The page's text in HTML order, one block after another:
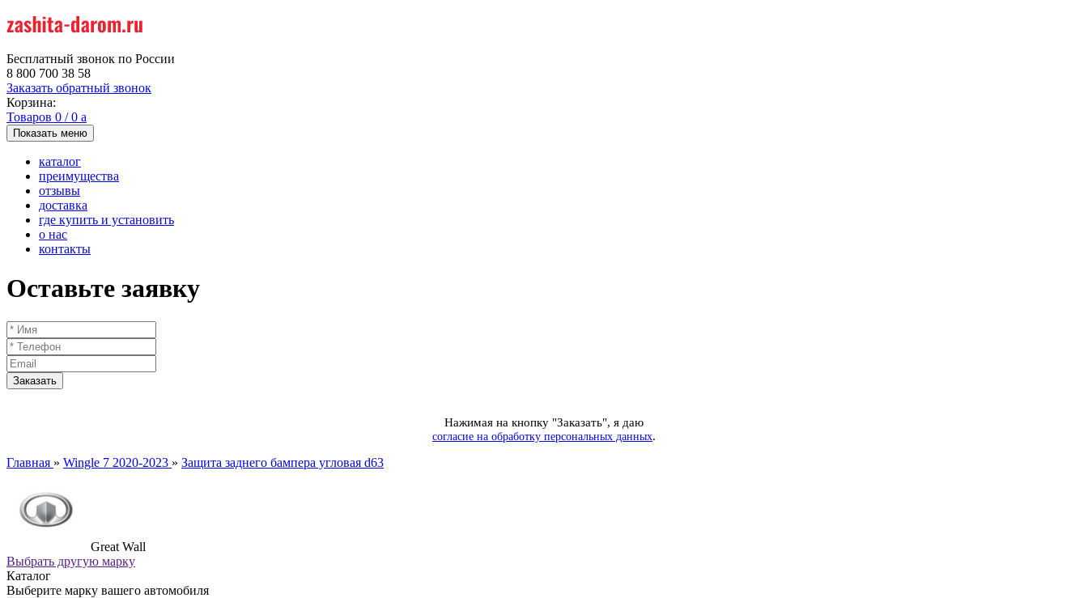
Бесплатный звонок по России
8 800 700 38 58
Заказать обратный звонок
Корзина:
Товаров 0 /0 a
Показать меню
каталог
преимущества
отзывы
доставка
где купить и установить
о нас
контакты
Оставьте заявку
Нажимая на кнопку "Заказать", я даю
согласие на обработку персональных данных.
Главная » Wingle 7 2020-2023 » Защита заднего бампера угловая d63
Great Wall
Выбрать другую марку
Каталог
Выберите марку вашего автомобиля